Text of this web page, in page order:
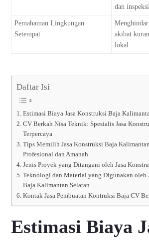
dan
Pemahaman Lingkungan
Setempat
akibat
lokal
Daftar Isi
Estimasi Biaya Jasa Konstruksi Baja
CV Berkah Nisa Teknik: Spesialis Jasa
Terpercaya
Tips Memilih Jasa Konstruksi Baja
Profesional dan Amanah
Jenis Proyek yang Ditangani oleh Jasa
Teknologi dan Material yang Digunakan oleh
Baja Kalimantan Selatan
Kontak Jasa Pembuatan Kontruksi Baja CV
Estimasi Biaya